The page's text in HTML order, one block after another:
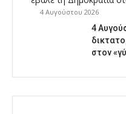
4 Αυγούστου 2026
4
στον